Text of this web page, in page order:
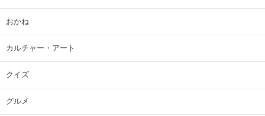
おかね
カルチャー・アート
クイズ
グルメ